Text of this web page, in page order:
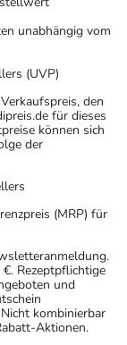
unabhängig vom
(UVP)
den
für dieses
können sich
der
(MRP) für
Rezeptpflichtige
und
kombinierbar
Aktionen.